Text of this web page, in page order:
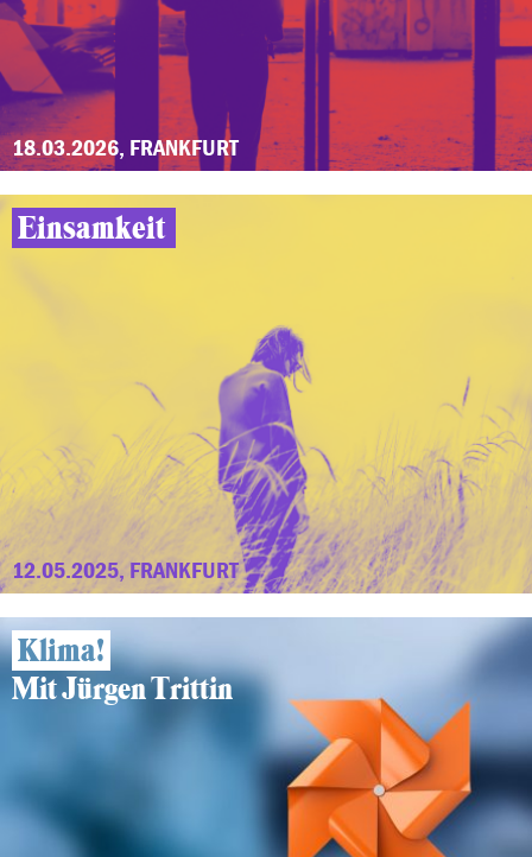
18.03.2026, FRANKFURT
Einsamkeit
12.05.2025, FRANKFURT
Klima!
Mit Jürgen Trittin